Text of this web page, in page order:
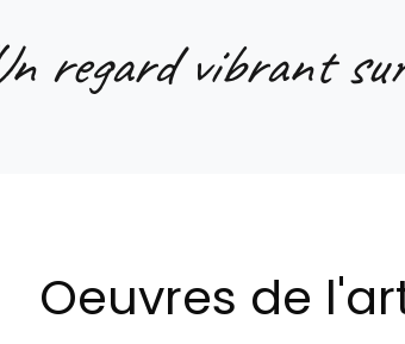
regard vibrant
Oeuvres de